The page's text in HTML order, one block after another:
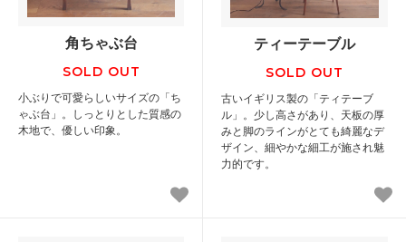
角ちゃぶ台
SOLD OUT
小ぶりで可愛らしいサイズの「ち
ゃぶ台」。しっとりとした質感の
木地で、優しい印象。
ティーテーブル
SOLD OUT
古いイギリス製の「ティテーブ
ル」。少し高さがあり、天板の厚
みと脚のラインがとても綺麗なデ
ザイン、細やかな細工が施され魅
力的です。